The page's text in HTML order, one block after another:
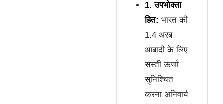
1. उपभोक्ता
हित: भारत की
1.4 अरब
आबादी के लिए
सस्ती ऊर्जा
सुनिश्चित
करना अनिवार्य